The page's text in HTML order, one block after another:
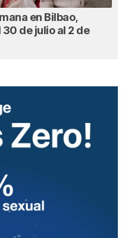
en Bilbao,
de julio al 2 de